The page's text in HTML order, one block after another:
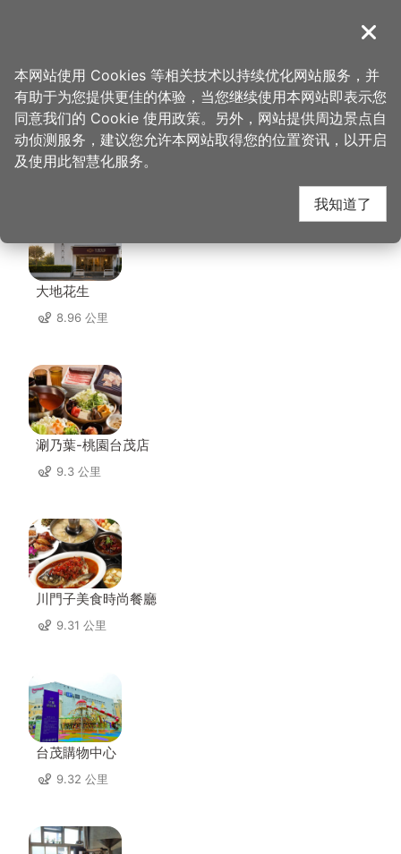
導覽
首页 > 想去的地方 > 美食、购物 > 大园商圈
大园商圈 周边店家
大地花生
8.96 公里
涮乃葉-桃園台茂店
9.3 公里
川門子美食時尚餐廳
9.31 公里
台茂購物中心
9.32 公里
关闭
本网站使用 Cookies 等相关技术以持续优化网站服务，并
有助于为您提供更佳的体验，当您继续使用本网站即表示您
同意我们的 Cookie 使用政策。另外，网站提供周边景点自
动侦测服务，建议您允许本网站取得您的位置资讯，以开启
及使用此智慧化服务。
我知道了